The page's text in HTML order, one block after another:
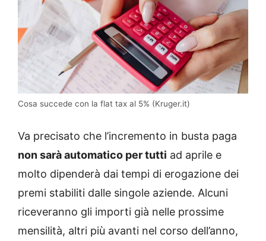
Cosa succede con la flat tax al 5% (Kruger.it)
Va precisato che l’incremento in busta paga
non sarà automatico per tutti ad aprile e
molto dipenderà dai tempi di erogazione dei
premi stabiliti dalle singole aziende. Alcuni
riceveranno gli importi già nelle prossime
mensilità, altri più avanti nel corso dell’anno,